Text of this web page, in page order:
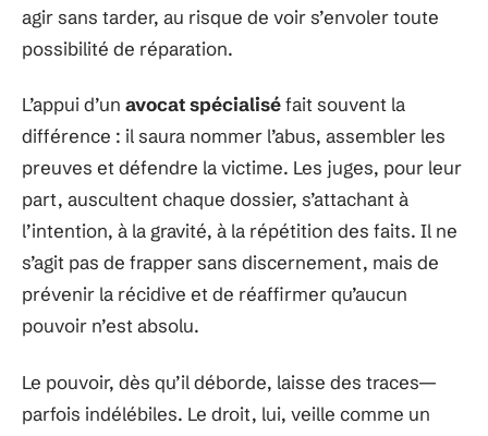
agir sans tarder, au risque de voir s’envoler toute
possibilité de réparation.
L’appui d’un avocat spécialiséfait souvent la
différence : il saura nommer l’abus, assembler les
preuves et défendre la victime. Les juges, pour leur
part, auscultent chaque dossier, s’attachant à
l’intention, à la gravité, à la répétition des faits. Il ne
s’agit pas de frapper sans discernement, mais de
prévenir la récidive et de réaffirmer qu’aucun
pouvoir n’est absolu.
Le pouvoir, dès qu’il déborde, laisse des traces—
parfois indélébiles. Le droit, lui, veille comme un